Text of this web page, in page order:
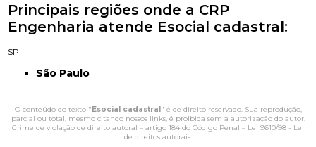
Principais regiões onde a CRP
Engenharia atende Esocial cadastral:
SP
São Paulo
O conteúdo do texto "Esocial cadastral" é de direito reservado. Sua reprodução,
parcial ou total, mesmo citando nossos links, é proibida sem a autorização do autor.
Crime de violação de direito autoral – artigo 184 do Código Penal – Lei 9610/98 - Lei
de direitos autorais.